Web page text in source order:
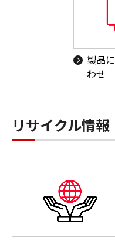
製品
わせ
リサイクル情報